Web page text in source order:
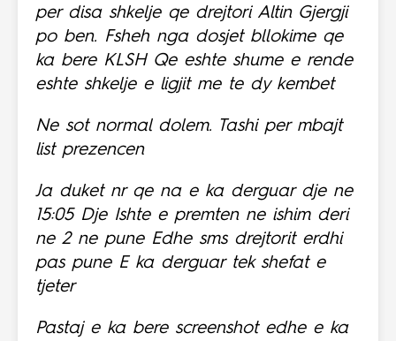
per disa shkelje qe drejtori Altin Gjergji
po ben. Fsheh nga dosjet bllokime qe
ka bere KLSH Qe eshte shume e rende
eshte shkelje e ligjit me te dy kembet
Ne sot normal dolem. Tashi per mbajt
list prezencen
Ja duket nr qe na e ka derguar dje ne
15:05 Dje Ishte e premten ne ishim deri
ne 2 ne pune Edhe sms drejtorit erdhi
pas pune E ka derguar tek shefat e
tjeter
Pastaj e ka bere screenshot edhe e ka